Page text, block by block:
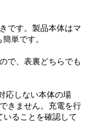
です。製品本体はマ
単です。
で、表裏どちらでも
応しない本体の場
きません。充電を行
いることを確認して